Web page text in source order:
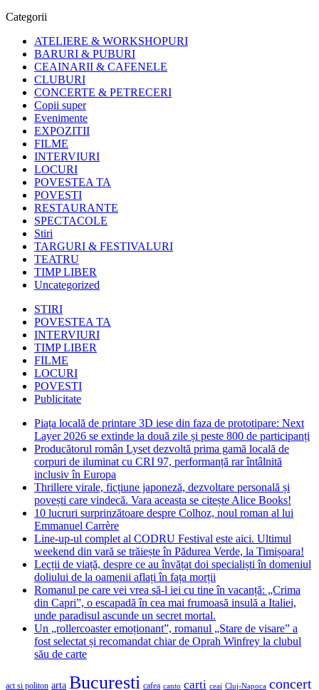
Categorii
ATELIERE & WORKSHOPURI
BARURI & PUBURI
CEAINARII & CAFENELE
CLUBURI
CONCERTE & PETRECERI
Copii super
Evenimente
EXPOZITII
FILME
INTERVIURI
LOCURI
POVESTEA TA
POVESTI
RESTAURANTE
SPECTACOLE
Stiri
TARGURI & FESTIVALURI
TEATRU
TIMP LIBER
Uncategorized
STIRI
POVESTEA TA
INTERVIURI
TIMP LIBER
FILME
LOCURI
POVESTI
Publicitate
Piața locală de printare 3D iese din faza de prototipare: Next
Layer 2026 se extinde la două zile și peste 800 de participanți
Producătorul român Lyset dezvoltă prima gamă locală de
corpuri de iluminat cu CRI 97, performanță rar întâlnită
inclusiv în Europa
Thrillere virale, ficțiune japoneză, dezvoltare personală și
povești care vindecă. Vara aceasta se citește Alice Books!
10 lucruri surprinzătoare despre Colhoz, noul roman al lui
Emmanuel Carrère
Line-up-ul complet al CODRU Festival este aici. Ultimul
weekend din vară se trăiește în Pădurea Verde, la Timișoara!
Lecții de viață, despre ce au învățat doi specialiști în domeniul
doliului de la oamenii aflați în fața morții
Romanul pe care vei vrea să-l iei cu tine în vacanță: „Crima
din Capri”, o escapadă în cea mai frumoasă insulă a Italiei,
unde paradisul ascunde un secret mortal.
Un „rollercoaster emoționant”, romanul „Stare de visare” a
fost selectat și recomandat chiar de Oprah Winfrey la clubul
său de carte
act si politon arta Bucuresti cafea canto carti ceai Cluj-Napoca concert